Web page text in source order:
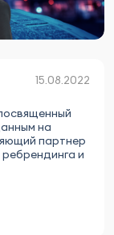
15.08.2022
на
партнер
и